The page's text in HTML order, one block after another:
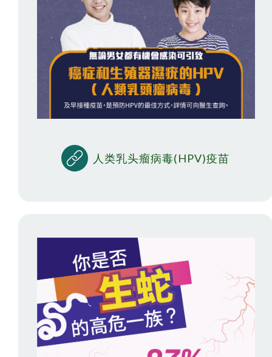
人类乳头瘤病毒(HPV)疫苗